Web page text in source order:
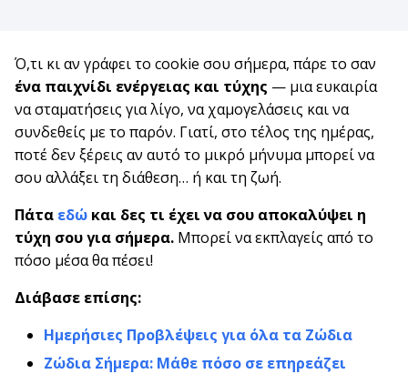
Ό,τι κι αν γράφει το cookie σου σήμερα, πάρε το σαν
ένα παιχνίδι ενέργειας και τύχης — μια ευκαιρία
να σταματήσεις για λίγο, να χαμογελάσεις και να
συνδεθείς με το παρόν. Γιατί, στο τέλος της ημέρας,
ποτέ δεν ξέρεις αν αυτό το μικρό μήνυμα μπορεί να
σου αλλάξει τη διάθεση… ή και τη ζωή.
Πάτα εδώ και δες τι έχει να σου αποκαλύψει η
τύχη σου για σήμερα. Μπορεί να εκπλαγείς από το
πόσο μέσα θα πέσει!
Διάβασε επίσης:
Ημερήσιες Προβλέψεις για όλα τα Ζώδια
Ζώδια Σήμερα: Μάθε πόσο σε επηρεάζει